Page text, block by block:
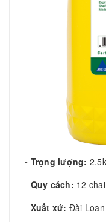
- Trọng lượng:
- Quy cách: 12
- Xuất xứ: Đài Loan